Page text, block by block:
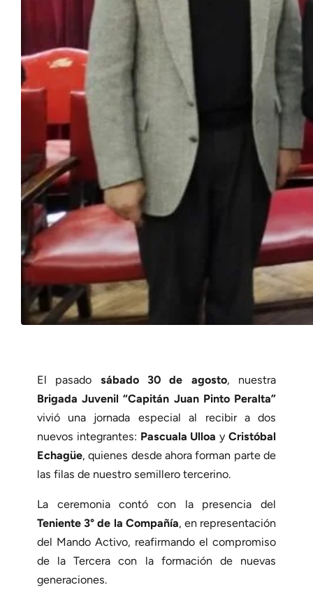
El pasado sábado 30 de agosto, nuestra
Brigada Juvenil “Capitán Juan Pinto Peralta”
vivió una jornada especial al recibir a dos
nuevos integrantes: Pascuala Ulloa yCristóbal
Echagüe, quienes desde ahora forman parte de
las filas de nuestro semillero tercerino.
La ceremonia contó con la presencia del
Teniente 3° de la Compañía, en representación
del Mando Activo, reafirmando el compromiso
de la Tercera con la formación de nuevas
generaciones.